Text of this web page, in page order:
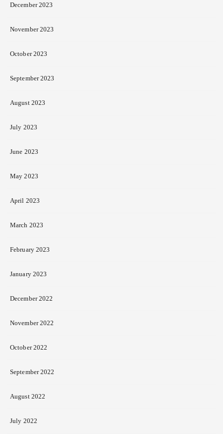
December 2023
November 2023
October 2023
September 2023
August 2023
July 2023
June 2023
May 2023
April 2023
March 2023
February 2023
January 2023
December 2022
November 2022
October 2022
September 2022
August 2022
July 2022